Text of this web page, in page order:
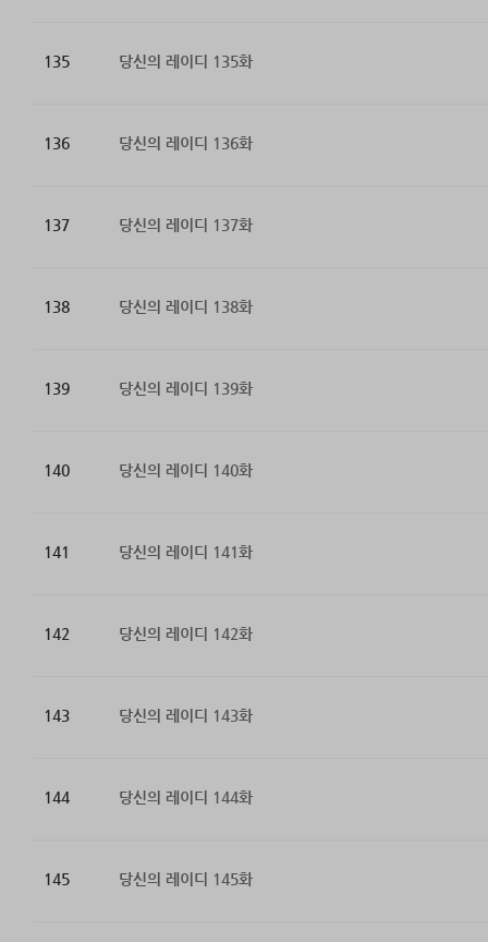
135 당신의 레이디 135화
136 당신의 레이디 136화
137 당신의 레이디 137화
138 당신의 레이디 138화
139 당신의 레이디 139화
140 당신의 레이디 140화
141 당신의 레이디 141화
142 당신의 레이디 142화
143 당신의 레이디 143화
144 당신의 레이디 144화
145 당신의 레이디 145화